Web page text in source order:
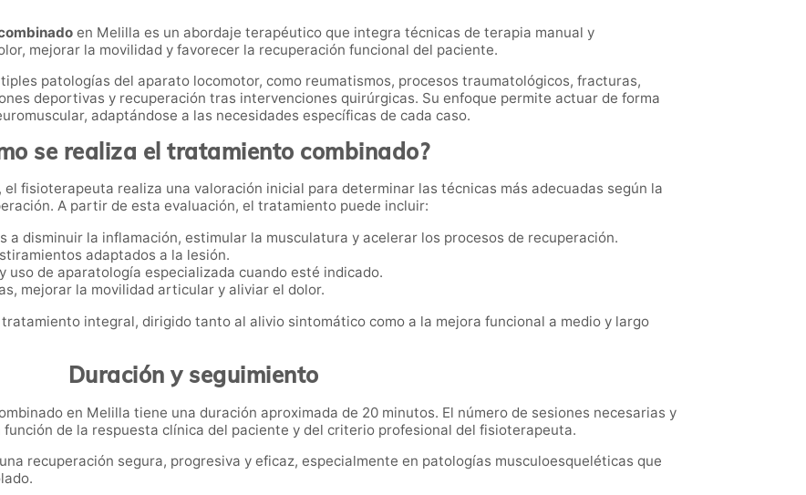
en Melilla es un abordaje terapéutico que integra técnicas de terapia manual y
mejorar la movilidad y favorecer la recuperación funcional del paciente.
patologías del aparato locomotor, como reumatismos, procesos traumatológicos, fracturas,
deportivas y recuperación tras intervenciones quirúrgicas. Su enfoque permite actuar de forma
adaptándose a las necesidades específicas de cada caso.
se realiza el tratamiento combinado?
fisioterapeuta realiza una valoración inicial para determinar las técnicas más adecuadas según la
A partir de esta evaluación, el tratamiento puede incluir:
a disminuir la inflamación, estimular la musculatura y acelerar los procesos de recuperación.
adaptados a la lesión.
uso de aparatología especializada cuando esté indicado.
mejorar la movilidad articular y aliviar el dolor.
integral, dirigido tanto al alivio sintomático como a la mejora funcional a medio y largo
Duración y seguimiento
en Melilla tiene una duración aproximada de 20 minutos. El número de sesiones necesarias y
de la respuesta clínica del paciente y del criterio profesional del fisioterapeuta.
recuperación segura, progresiva y eficaz, especialmente en patologías musculoesqueléticas que